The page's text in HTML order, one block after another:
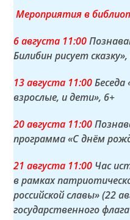
Мероприятия в
6 августа 11:00
Билибин рисует сказку»,
13 августа 11:00
взрослые, и дети», 6+
20 августа 11:00
программа «С днём
21 августа 11:00 Час
в рамках
российской славы» (22
государственного